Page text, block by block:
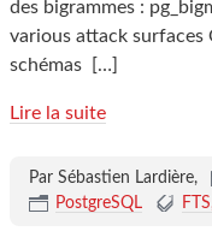
des bigrammes :
various attack
schémas
[…]
Lire la suite
Par Sébastien Lardière,
PostgreSQL
FTS